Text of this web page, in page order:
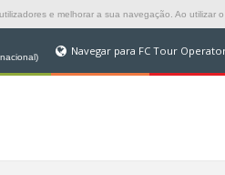
e melhorar a sua navegação. Ao utilizar
Navegar para FC Tour